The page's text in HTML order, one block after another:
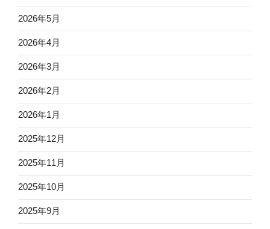
2026年5月
2026年4月
2026年3月
2026年2月
2026年1月
2025年12月
2025年11月
2025年10月
2025年9月